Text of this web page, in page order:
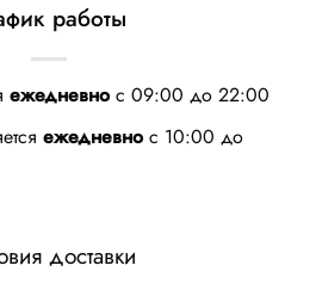
работы
ежедневнос 09:00 до 22:00
ежедневнос 10:00 до
доставки